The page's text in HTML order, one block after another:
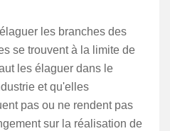
les branches des
se trouvent à la limite de
les élaguer dans le
et qu'elles
pas ou ne rendent pas
sur la réalisation de